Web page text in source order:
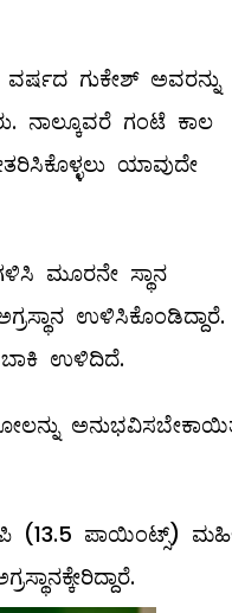
ಗುಕೇಶ್​ ಅವರನ್ನು
ನಾಲ್ಕೂವರೆ ಗಂಟೆ ಕಾಲ
ಯಾವುದೇ
ಮೂರನೇ ಸ್ಥಾನ
ಉಳಿಸಿಕೊಂಡಿದ್ದಾರೆ.
ಬಾಕಿ ಉಳಿದಿದೆ.
(13.5 ಪಾಯಿಂಟ್ಸ್)